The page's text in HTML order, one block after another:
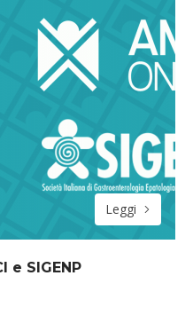
Leggi
e SIGENP